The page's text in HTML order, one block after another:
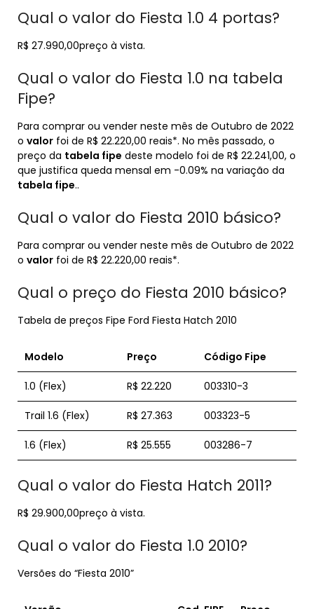
Qual o valor do Fiesta 1.0 4 portas?
R$ 27.990,00preço à vista.
Qual o valor do Fiesta 1.0 na tabela
Fipe?
Para comprar ou vender neste mês de Outubro de 2022
o valor foi de R$ 22.220,00 reais*. No mês passado, o
preço da tabela fipe deste modelo foi de R$ 22.241,00, o
que justifica queda mensal em -0.09% na variação da
tabela fipe..
Qual o valor do Fiesta 2010 básico?
Para comprar ou vender neste mês de Outubro de 2022
o valor foi de R$ 22.220,00 reais*.
Qual o preço do Fiesta 2010 básico?
Tabela de preços Fipe Ford Fiesta Hatch 2010
Modelo Preço Código Fipe
1.0 (Flex) R$ 22.220 003310-3
Trail 1.6 (Flex) R$ 27.363 003323-5
1.6 (Flex) R$ 25.555 003286-7
Qual o valor do Fiesta Hatch 2011?
R$ 29.900,00preço à vista.
Qual o valor do Fiesta 1.0 2010?
Versões do “Fiesta 2010”